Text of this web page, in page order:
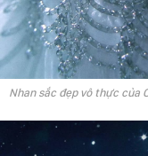
Nhan sắc đẹp vô thực của